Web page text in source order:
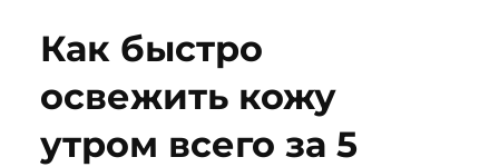
Как быстро
освежить кожу
утром всего за 5